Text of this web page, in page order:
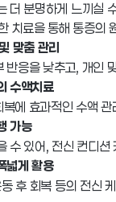
더 분명하게 느끼실
치료을 통해 통증의
맞춤 관리
반응을 낮추고, 개인
수액치료
에 효과적인 수액 관
가능
수 있어, 전신 컨디션
넓게 활용
후 회복 등의 전신